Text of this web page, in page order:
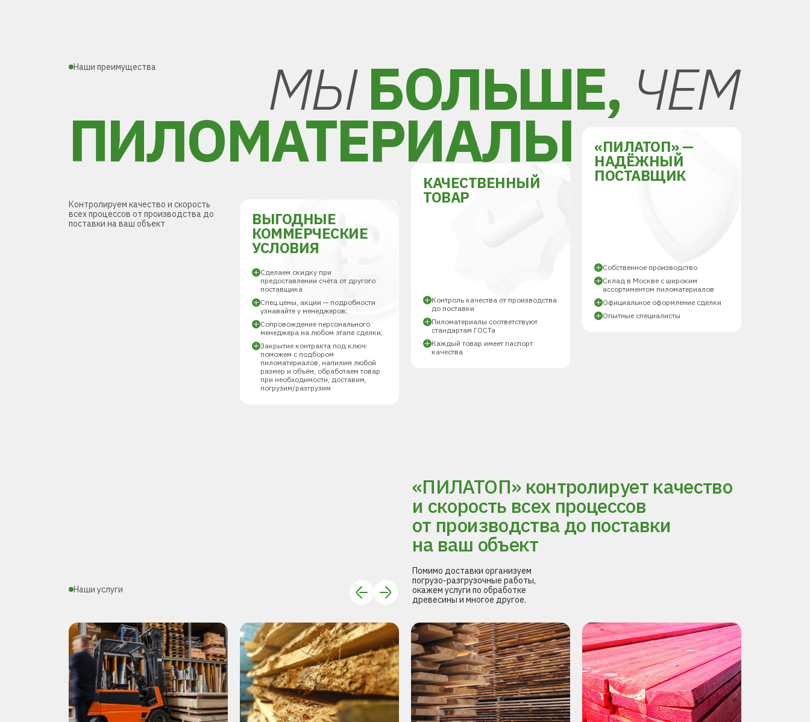
Наши преимущества МЫБОЛЬШЕ, ЧЕМ
ПИЛОМАТЕРИАЛЫ
Контролируем качество и скорость
всех процессов от производства до
поставки на ваш объект
ВЫГОДНЫЕ
КОММЕРЧЕСКИЕ
УСЛОВИЯ
Сделаем скидку при
предоставлении счёта от другого
поставщика
Спец.цены, акции — подробности
узнавайте у менеджеров;
Сопровождение персонального
менеджера на любом этапе сделки;
Закрытие контракта под ключ:
поможем с подбором
пиломатериалов, напилим любой
размер и объём, обработаем товар
при необходимости, доставим,
погрузим/разгрузим
КАЧЕСТВЕННЫЙ
ТОВАР
Контроль качества от производства
до поставки
Пиломатериалы соответствуют
стандартам ГОСТа
Каждый товар имеет паспорт
качества
«ПИЛАТОП» —
НАДЁЖНЫЙ
ПОСТАВЩИК
Собственное производство
Склад в Москве с широким
ассортиментом пиломатериалов
Официальное оформление сделки
Опытные специалисты
Наши услуги
«ПИЛАТОП» контролирует качество
и скорость всех процессов
от производства до поставки
на ваш объект
Помимо доставки организуем
погрузо-разгрузочные работы,
окажем услуги по обработке
древесины и многое другое.